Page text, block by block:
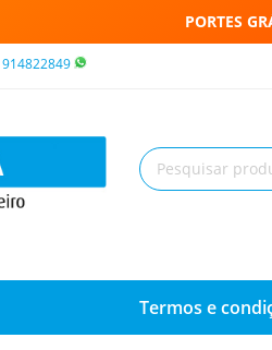
PORTES
914822849
Termos e